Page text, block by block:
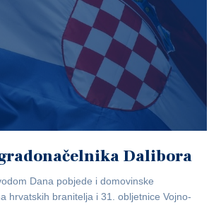
Dalibora
Dana pobjede i domovinske
hrvatskih branitelja i 31. obljetnice Vojno-